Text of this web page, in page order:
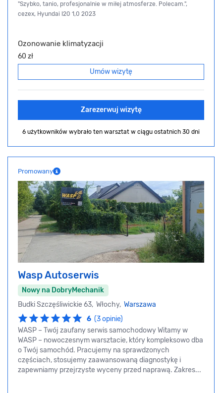
"Szybko, tanio, profesjonalnie w miłej atmosferze. Polecam.",
cezex, Hyundai I20 1,0 2023
Ozonowanie klimatyzacji
60 zł
Umów wizytę
Zarezerwuj wizytę
6 użytkowników wybrało ten warsztat w ciągu ostatnich 30 dni
Promowany
Wasp Autoserwis
Nowy na DobryMechanik
Budki Szczęśliwickie 63, Włochy, Warszawa
6 (3 opinie)
WASP – Twój zaufany serwis samochodowy Witamy w
WASP – nowoczesnym warsztacie, który kompleksowo dba
o Twój samochód. Pracujemy na sprawdzonych
częściach, stosujemy zaawansowaną diagnostykę i
zapewniamy przejrzyste wyceny przed naprawą. Zakres...